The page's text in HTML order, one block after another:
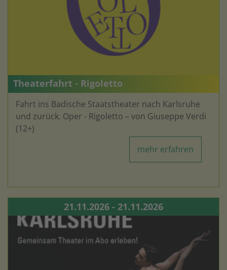
Theaterfahrt - Rigoletto
Fahrt ins Badische Staatstheater nach Karlsruhe
und zurück. Oper - Rigoletto – von Giuseppe Verdi
(12+)
mehr erfahren
21.11.2026 - 21.11.2026